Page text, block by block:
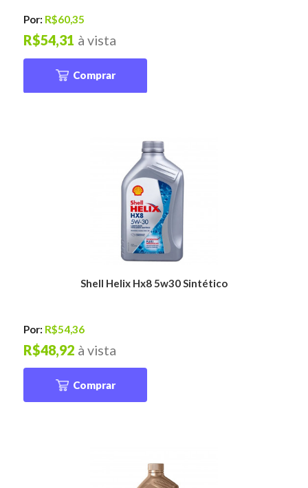
Por: R$60,35
à vista
R$54,31
Comprar
Shell Helix Hx8 5w30 Sintético
Por: R$54,36
à vista
R$48,92
Comprar